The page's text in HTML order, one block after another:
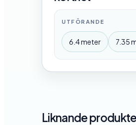
UTFÖRANDE
6.4 meter 7.35
Liknande